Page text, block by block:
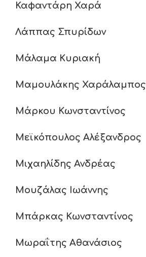
Καφαντάρη Χαρά
Λάππας Σπυρίδων
Μάλαμα Κυριακή
Μαμουλάκης Χαράλαμπος
Μάρκου Κωνσταντίνος
Μεϊκόπουλος Αλέξανδρος
Μιχαηλίδης Ανδρέας
Μουζάλας Ιωάννης
Μπάρκας Κωνσταντίνος
Μωραΐτης Αθανάσιος